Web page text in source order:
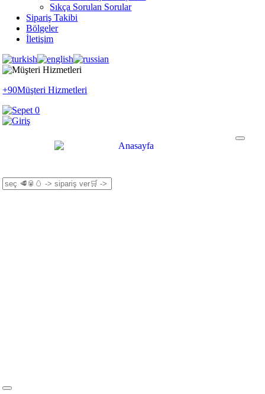
Sıkça Sorulan Sorular
Sipariş Takibi
Bölgeler
İletişim
+90Müşteri Hizmetleri
0